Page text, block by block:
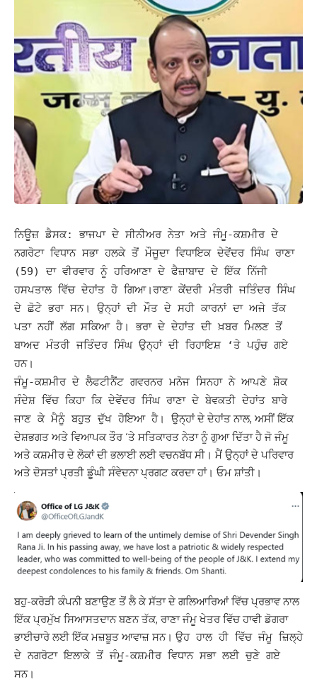
ਨਿਊਜ਼ ਡੈਸਕ: ਭਾਜਪਾ ਦੇ ਸੀਨੀਅਰ ਨੇਤਾ ਅਤੇ ਜੰਮੂ-ਕਸ਼ਮੀਰ ਦੇ
ਨਗਰੋਟਾ ਵਿਧਾਨ ਸਭਾ ਹਲਕੇ ਤੋਂ ਮੌਜੂਦਾ ਵਿਧਾਇਕ ਦੇਵੇਂਦਰ ਸਿੰਘ ਰਾਣਾ
(59) ਦਾ ਵੀਰਵਾਰ ਨੂੰ ਹਰਿਆਣਾ ਦੇ ਫੈਜ਼ਾਬਾਦ ਦੇ ਇੱਕ ਨਿੱਜੀ
ਹਸਪਤਾਲ ਵਿੱਚ ਦੇਹਾਂਤ ਹੋ ਗਿਆ।ਰਾਣਾ ਕੇਂਦਰੀ ਮੰਤਰੀ ਜਤਿੰਦਰ ਸਿੰਘ
ਦੇ ਛੋਟੇ ਭਰਾ ਸਨ। ਉਨ੍ਹਾਂ ਦੀ ਮੌਤ ਦੇ ਸਹੀ ਕਾਰਨਾਂ ਦਾ ਅਜੇ ਤੱਕ
ਪਤਾ ਨਹੀਂ ਲੱਗ ਸਕਿਆ ਹੈ। ਭਰਾ ਦੇ ਦੇਹਾਂਤ ਦੀ ਖ਼ਬਰ ਮਿਲਣ ਤੋਂ
ਬਾਅਦ ਮੰਤਰੀ ਜਤਿੰਦਰ ਸਿੰਘ ਉਨ੍ਹਾਂ ਦੀ ਰਿਹਾਇਸ਼ ‘ਤੇ ਪਹੁੰਚ ਗਏ
ਹਨ।
ਜੰਮੂ-ਕਸ਼ਮੀਰ ਦੇ ਲੈਫਟੀਨੈਂਟ ਗਵਰਨਰ ਮਨੋਜ ਸਿਨਹਾ ਨੇ ਆਪਣੇ ਸ਼ੋਕ
ਸੰਦੇਸ਼ ਵਿੱਚ ਕਿਹਾ ਕਿ ਦੇਵੇਂਦਰ ਸਿੰਘ ਰਾਣਾ ਦੇ ਬੇਵਕਤੀ ਦੇਹਾਂਤ ਬਾਰੇ
ਜਾਣ ਕੇ ਮੈਨੂੰ ਬਹੁਤ ਦੁੱਖ ਹੋਇਆ ਹੈ। ਉਨ੍ਹਾਂ ਦੇ ਦੇਹਾਂਤ ਨਾਲ, ਅਸੀਂ ਇੱਕ
ਦੇਸ਼ਭਗਤ ਅਤੇ ਵਿਆਪਕ ਤੌਰ ‘ਤੇ ਸਤਿਕਾਰਤ ਨੇਤਾ ਨੂੰ ਗੁਆ ਦਿੱਤਾ ਹੈ ਜੋ ਜੰਮੂ
ਅਤੇ ਕਸ਼ਮੀਰ ਦੇ ਲੋਕਾਂ ਦੀ ਭਲਾਈ ਲਈ ਵਚਨਬੱਧ ਸੀ। ਮੈਂ ਉਨ੍ਹਾਂ ਦੇ ਪਰਿਵਾਰ
ਅਤੇ ਦੋਸਤਾਂ ਪ੍ਰਤੀ ਡੂੰਘੀ ਸੰਵੇਦਨਾ ਪ੍ਰਗਟ ਕਰਦਾ ਹਾਂ। ਓਮ ਸ਼ਾਂਤੀ।
ਬਹੁ-ਕਰੋੜੀ ਕੰਪਨੀ ਬਣਾਉਣ ਤੋਂ ਲੈ ਕੇ ਸੱਤਾ ਦੇ ਗਲਿਆਰਿਆਂ ਵਿੱਚ ਪ੍ਰਭਾਵ ਨਾਲ
ਇੱਕ ਪ੍ਰਮੁੱਖ ਸਿਆਸਤਦਾਨ ਬਣਨ ਤੱਕ, ਰਾਣਾ ਜੰਮੂ ਖੇਤਰ ਵਿੱਚ ਹਾਵੀ ਡੋਗਰਾ
ਭਾਈਚਾਰੇ ਲਈ ਇੱਕ ਮਜ਼ਬੂਤ ​​ਆਵਾਜ਼ ਸਨ। ਉਹ ਹਾਲ ਹੀ ਵਿੱਚ ਜੰਮੂ ਜ਼ਿਲ੍ਹੇ
ਦੇ ਨਗਰੋਟਾ ਇਲਾਕੇ ਤੋਂ ਜੰਮੂ-ਕਸ਼ਮੀਰ ਵਿਧਾਨ ਸਭਾ ਲਈ ਚੁਣੇ ਗਏ
ਸਨ।